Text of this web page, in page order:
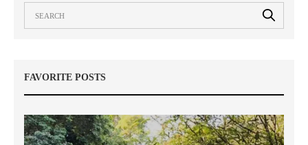
FAVORITE POSTS